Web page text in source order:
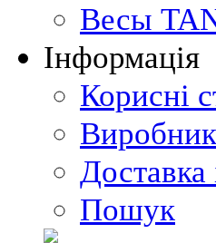
Весы
Інформація
Корисні
Доставка
Пошук